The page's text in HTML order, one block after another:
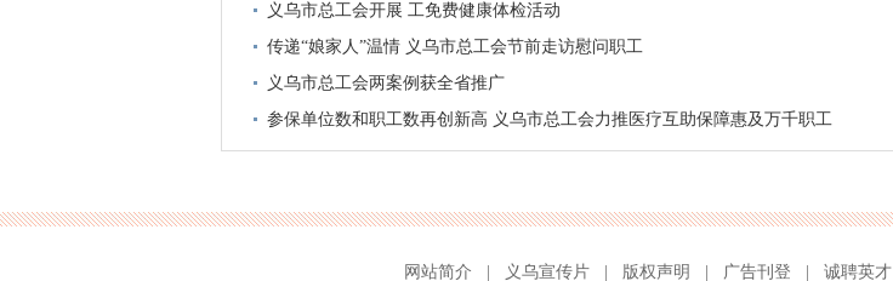
义乌市总工会开展 工免费健康体检活动
传递“娘家人”温情 义乌市总工会节前走访慰问职工
义乌市总工会两案例获全省推广
参保单位数和职工数再创新高 义乌市总工会力推医疗互助保障惠及万千职工
网站简介 义乌宣传片 版权声明 广告刊登 诚聘英才